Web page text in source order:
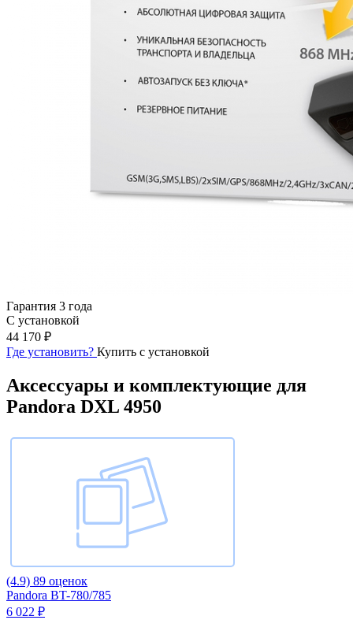
Гарантия 3 года
С установкой
44 170 ₽
Где установить? Купить с установкой
Аксессуары и комплектующие для
Pandora DXL 4950
(4.9) 89 оценок
Pandora BT-780/785
6 022 ₽